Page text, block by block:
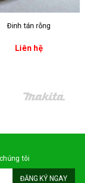
Đinh tán rỗng
Liên hệ
tôi
ĐĂNG KÝ NGAY